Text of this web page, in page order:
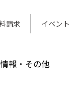
請求 イベント
報・その他